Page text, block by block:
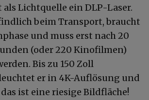
Lichtquelle ein DLP-Laser.
beim Transport, braucht
und muss erst nach 20
(oder 220 Kinofilmen)
Bis zu 150 Zoll
er in 4K-Auflösung und
ist eine riesige Bildfläche!